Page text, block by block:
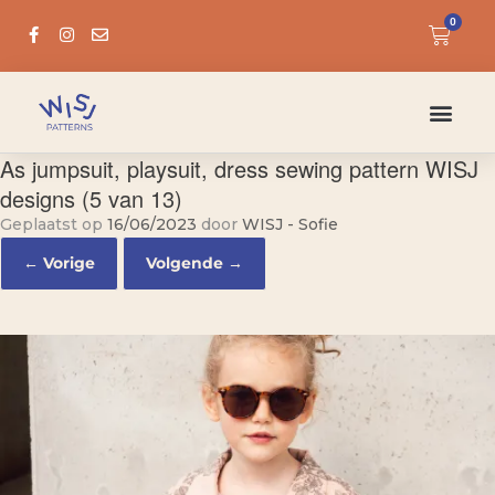
0
As jumpsuit, playsuit, dress sewing pattern WISJ
designs (5 van 13)
Geplaatst op 16/06/2023 door WISJ - Sofie
← Vorige
Volgende →